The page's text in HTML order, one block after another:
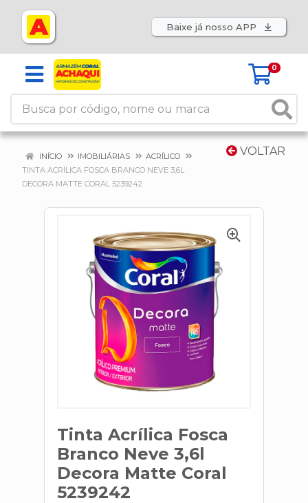
Baixe já nosso APP
0
VOLTAR
INÍCIO IMOBILIÁRIAS
ACRÍLICO
TINTA ACRÍLICA FOSCA BRANCO NEVE 3,6L
DECORA MATTE CORAL 5239242
Tinta Acrílica Fosca
Branco Neve 3,6l
Decora Matte Coral
5239242